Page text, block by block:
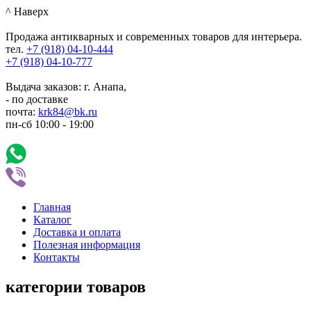
^ Наверх
Продажа антикварных и современных товаров для интерьера.
тел. +7 (918) 04-10-444
+7 (918) 04-10-777
Выдача заказов: г. Анапа,
- по доставке
почта: krk84@bk.ru
пн-сб 10:00 - 19:00
Главная
Каталог
Доставка и оплата
Полезная информация
Контакты
категории товаров